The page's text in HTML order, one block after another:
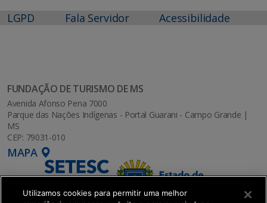
LGPD Fala Servidor Acessibilidade
FUNDAÇÃO DE TURISMO DE MS
Avenida Afonso Pena 7000
Parque das Nações Indígenas - Portal Guarani - Campo Grande |
MS
CEP: 79031-010
MAPA
Utilizamos cookies para permitir uma melhor